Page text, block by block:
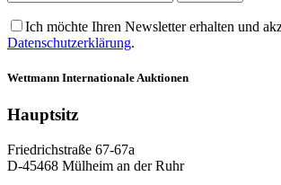
Ich möchte Ihren Newsletter erhalten und
Datenschutzerklärung.
Wettmann Internationale Auktionen
Hauptsitz
Friedrichstraße 67-67a
D-45468 Mülheim an der Ruhr